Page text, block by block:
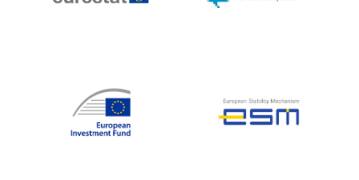
Katharien L.C. Hunt
Klaus-Heiner Lehne
Koen LENAERTS
Lars Heikensten